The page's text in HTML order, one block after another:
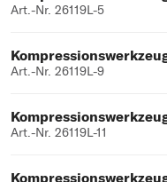
Art.-Nr. 26119L-5
Art.-Nr. 26119L-9
Art.-Nr. 26119L-11